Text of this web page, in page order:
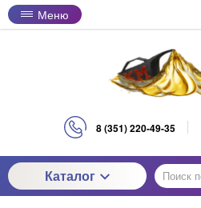
Меню
8 (351) 220-49-35
Каталог